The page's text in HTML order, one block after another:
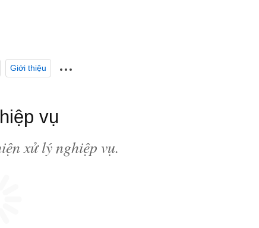
Giới thiệu
vụ
xử lý nghiệp vụ.